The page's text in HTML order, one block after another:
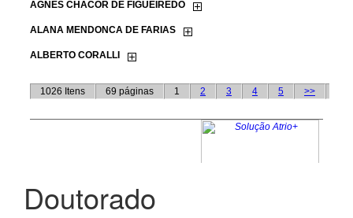
Doutorado